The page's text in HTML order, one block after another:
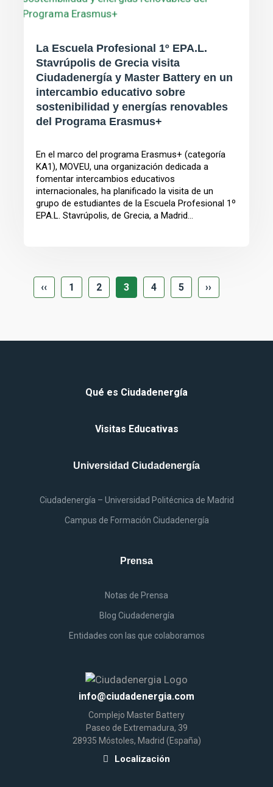
La Escuela Profesional 1º EPA.L.
Stavrúpolis de Grecia visita
Ciudadenergía y Master Battery en un
intercambio educativo sobre
sostenibilidad y energías renovables
del Programa Erasmus+
En el marco del programa Erasmus+ (categoría
KA1), MOVEU, una organización dedicada a
fomentar intercambios educativos
internacionales, ha planificado la visita de un
grupo de estudiantes de la Escuela Profesional 1º
EPA.L. Stavrúpolis, de Grecia, a Madrid...
‹‹
ANTERIOR 1 2 3 4 5 ››
SIGUIENTE
Qué es Ciudadenergía
Visitas Educativas
Universidad Ciudadenergía
Ciudadenergía – Universidad Politécnica de Madrid
Campus de Formación Ciudadenergía
Prensa
Notas de Prensa
Blog Ciudadenergía
Entidades con las que colaboramos
info@ciudadenergia.com
Complejo Master Battery
Paseo de Extremadura, 39
28935 Móstoles, Madrid (España)
Localización